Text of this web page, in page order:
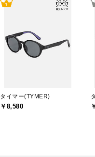
タイマー(TYMER)
￥8,580